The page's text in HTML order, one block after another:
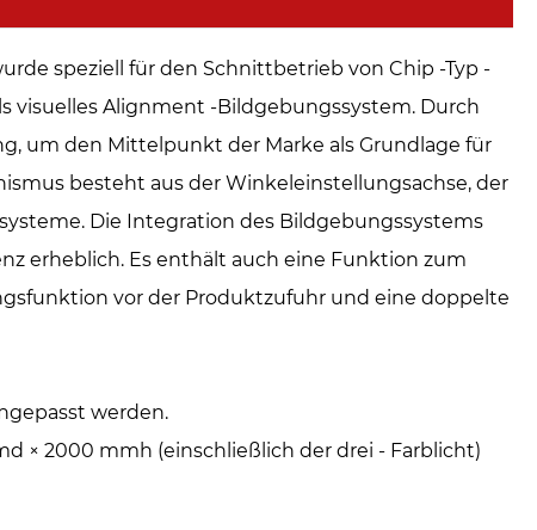
speziell für den Schnittbetrieb von Chip -Typ -
visuelles Alignment -Bildgebungssystem. Durch
um den Mittelpunkt der Marke als Grundlage für
besteht aus der Winkeleinstellungsachse, der
Die Integration des Bildgebungssystems
erheblich. Es enthält auch eine Funktion zum
vor der Produktzufuhr und eine doppelte
werden.
× 2000 mmh (einschließlich der drei - Farblicht)